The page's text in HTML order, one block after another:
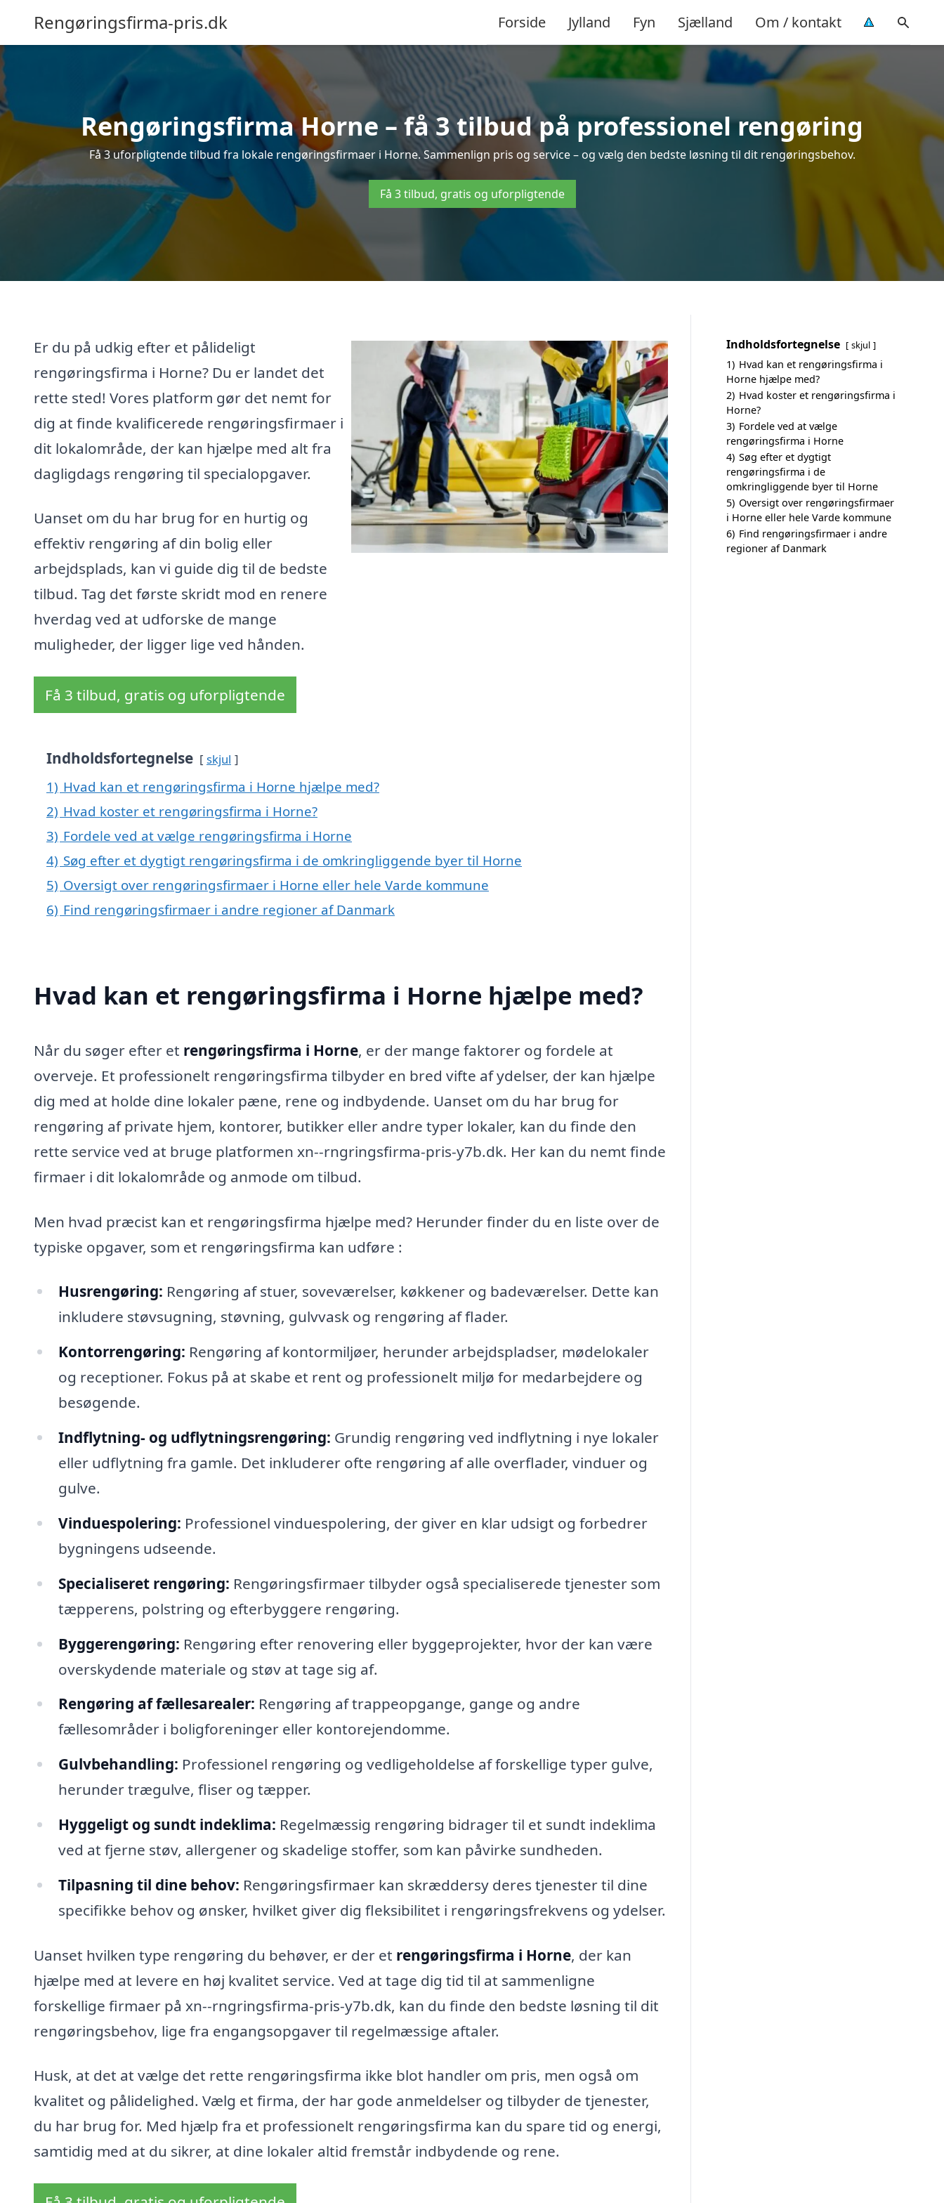
Rengøringsfirma-pris.dk Forside Jylland Fyn Sjælland Om / kontakt
Rengøringsfirma Horne – få 3 tilbud på professionel rengøring
Få 3 uforpligtende tilbud fra lokale rengøringsfirmaer i Horne. Sammenlign pris og service – og vælg den bedste løsning til dit rengøringsbehov.
Få 3 tilbud, gratis og uforpligtende
Er du på udkig efter et pålideligt
rengøringsfirma i Horne? Du er landet det
rette sted! Vores platform gør det nemt for
dig at finde kvalificerede rengøringsfirmaer i
dit lokalområde, der kan hjælpe med alt fra
dagligdags rengøring til specialopgaver.
Uanset om du har brug for en hurtig og
effektiv rengøring af din bolig eller
arbejdsplads, kan vi guide dig til de bedste
tilbud. Tag det første skridt mod en renere
hverdag ved at udforske de mange
muligheder, der ligger lige ved hånden.
Få 3 tilbud, gratis og uforpligtende
Indholdsfortegnelse skjul
1) Hvad kan et rengøringsfirma i Horne hjælpe med?
2) Hvad koster et rengøringsfirma i Horne?
3) Fordele ved at vælge rengøringsfirma i Horne
4) Søg efter et dygtigt rengøringsfirma i de omkringliggende byer til Horne
5) Oversigt over rengøringsfirmaer i Horne eller hele Varde kommune
6) Find rengøringsfirmaer i andre regioner af Danmark
Hvad kan et rengøringsfirma i Horne hjælpe med?
Når du søger efter et rengøringsfirma i Horne, er der mange faktorer og fordele at
overveje. Et professionelt rengøringsfirma tilbyder en bred vifte af ydelser, der kan hjælpe
dig med at holde dine lokaler pæne, rene og indbydende. Uanset om du har brug for
rengøring af private hjem, kontorer, butikker eller andre typer lokaler, kan du finde den
rette service ved at bruge platformen xn--rngringsfirma-pris-y7b.dk. Her kan du nemt finde
firmaer i dit lokalområde og anmode om tilbud.
Men hvad præcist kan et rengøringsfirma hjælpe med? Herunder finder du en liste over de
typiske opgaver, som et rengøringsfirma kan udføre :
Husrengøring: Rengøring af stuer, soveværelser, køkkener og badeværelser. Dette kan
inkludere støvsugning, støvning, gulvvask og rengøring af flader.
Kontorrengøring: Rengøring af kontormiljøer, herunder arbejdspladser, mødelokaler
og receptioner. Fokus på at skabe et rent og professionelt miljø for medarbejdere og
besøgende.
Indflytning- og udflytningsrengøring: Grundig rengøring ved indflytning i nye lokaler
eller udflytning fra gamle. Det inkluderer ofte rengøring af alle overflader, vinduer og
gulve.
Vinduespolering: Professionel vinduespolering, der giver en klar udsigt og forbedrer
bygningens udseende.
Specialiseret rengøring: Rengøringsfirmaer tilbyder også specialiserede tjenester som
tæpperens, polstring og efterbyggere rengøring.
Byggerengøring: Rengøring efter renovering eller byggeprojekter, hvor der kan være
overskydende materiale og støv at tage sig af.
Rengøring af fællesarealer: Rengøring af trappeopgange, gange og andre
fællesområder i boligforeninger eller kontorejendomme.
Gulvbehandling: Professionel rengøring og vedligeholdelse af forskellige typer gulve,
herunder trægulve, fliser og tæpper.
Hyggeligt og sundt indeklima: Regelmæssig rengøring bidrager til et sundt indeklima
ved at fjerne støv, allergener og skadelige stoffer, som kan påvirke sundheden.
Tilpasning til dine behov: Rengøringsfirmaer kan skræddersy deres tjenester til dine
specifikke behov og ønsker, hvilket giver dig fleksibilitet i rengøringsfrekvens og ydelser.
Uanset hvilken type rengøring du behøver, er der et rengøringsfirma i Horne, der kan
hjælpe med at levere en høj kvalitet service. Ved at tage dig tid til at sammenligne
forskellige firmaer på xn--rngringsfirma-pris-y7b.dk, kan du finde den bedste løsning til dit
rengøringsbehov, lige fra engangsopgaver til regelmæssige aftaler.
Husk, at det at vælge det rette rengøringsfirma ikke blot handler om pris, men også om
kvalitet og pålidelighed. Vælg et firma, der har gode anmeldelser og tilbyder de tjenester,
du har brug for. Med hjælp fra et professionelt rengøringsfirma kan du spare tid og energi,
samtidig med at du sikrer, at dine lokaler altid fremstår indbydende og rene.
Indholdsfortegnelse skjul
1) Hvad kan et rengøringsfirma i
Horne hjælpe med?
2) Hvad koster et rengøringsfirma i
Horne?
3) Fordele ved at vælge
rengøringsfirma i Horne
4) Søg efter et dygtigt
rengøringsfirma i de
omkringliggende byer til Horne
5) Oversigt over rengøringsfirmaer
i Horne eller hele Varde kommune
6) Find rengøringsfirmaer i andre
regioner af Danmark